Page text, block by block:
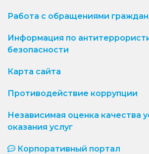
Работа с обращениями граждан
Информация по
безопасности
Карта сайта
Противодействие коррупции
Независимая оценка качества
оказания услуг
Корпоративный портал